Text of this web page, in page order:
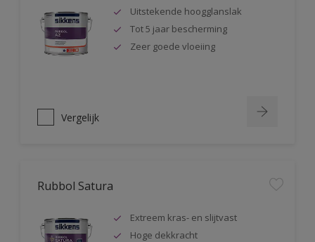
Uitstekende hoogglanslak
Tot 5 jaar bescherming
Zeer goede vloeiing
Vergelijk
Rubbol Satura
Extreem kras- en slijtvast
Hoge dekkracht